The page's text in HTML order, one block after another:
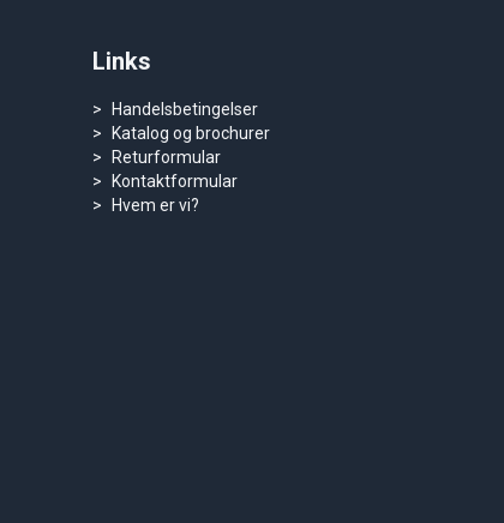
Links
Handelsbetingelser
Katalog og brochurer
Returformular
Kontaktformular
Hvem er vi?